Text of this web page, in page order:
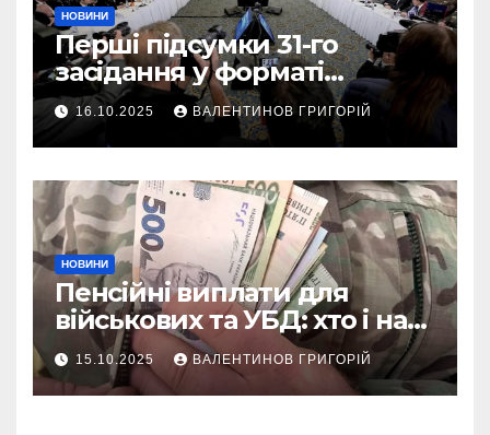
НОВИНИ
Перші підсумки 31-го
засідання у форматі
“Рамштайн”: що
домовилися союзники
України
16.10.2025 ВАЛЕНТИНОВ ГРИГОРІЙ
НОВИНИ
Пенсійні виплати для
військових та УБД: хто і на
що може розраховувати
15.10.2025 ВАЛЕНТИНОВ ГРИГОРІЙ